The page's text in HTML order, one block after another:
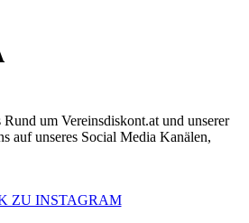
um Vereinsdiskont.at und unserer
auf unseres Social Media Kanälen,
ZU INSTAGRAM